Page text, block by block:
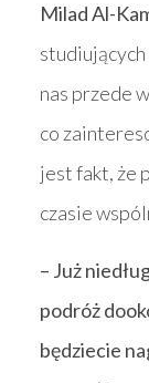
Milad Al-
studiujących
nas przede
co
jest fakt, że
czasie
– Już
podróż
będziecie